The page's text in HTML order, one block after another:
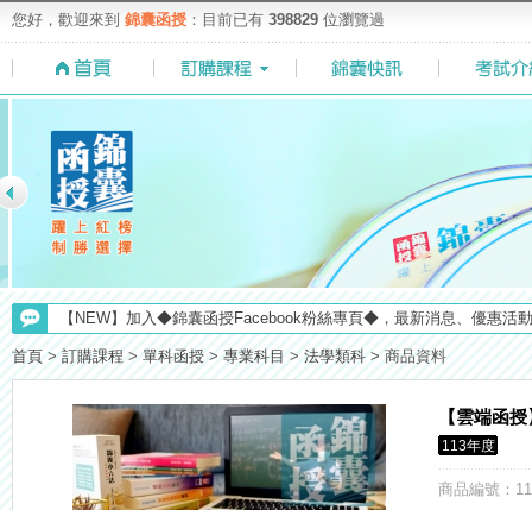
您好，歡迎來到 錦囊函授 ：目前已有 398829 位瀏覽過
【考試院】國考證書數位化，112年起全面實施！點我看詳情>>>
【NEW】加入◆錦囊函授Facebook粉絲專頁◆，最新消息、優惠活
【求職秘技＼(￣O￣)】你對國營事業了解多少呢? 必考國事業的6
【注意】112年起高普不考「公文」／高考英文占比提升，快來看看
【最新】錦囊函授增加便利商店付款方式，便利到不行！馬上使用►
【上榜生獎學金計畫】恭賀金榜！上榜生獎學金申請辦法與表格下
【考選部】高普考／修正部份考試科目及大綱，趕快來看看有哪一些
【重要】114年度起，雲端函授之課堂教材須知，請點我查看☀☀☀
首頁 > 訂購課程 > 單科函授 > 專業科目 > 法學類科 > 商品資料
【雲端函
113年度
商品編號 ：